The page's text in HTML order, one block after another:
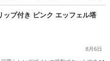
ップ付き ピンク エッフェル塔
8月6日